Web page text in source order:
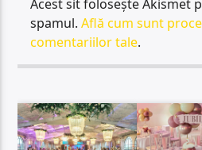
Acest sit folosește Akismet
spamul.Află cum sunt
comentariilor tale.